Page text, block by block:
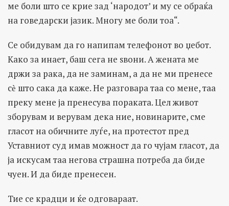
ме боли што се крие зад ‘народот’ и му се обраќа
на говедарски јазик. Многу ме боли тоа“.
Се обидувам да го напипам телефонот во џебот.
Како за инает, баш сега не ѕвони. А жената ме
држи за рака, да не заминам, а да не ми пренесе
сѐ што сака да каже. Не разговара таа со мене, таа
преку мене ја пренесува пораката. Цел живот
зборувам и верувам дека ние, новинарите, сме
гласот на обичните луѓе, на протестот пред
Уставниот суд имав можност да го чујам гласот, да
ја искусам таа негова страшна потреба да биде
чуен. И да биде пренесен.
Тие се крадци и ќе одговараат.